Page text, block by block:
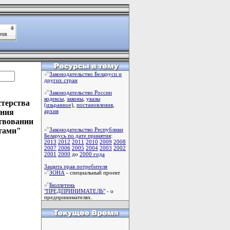
Законодательство Беларуси и
других стран
Законодательство России
кодексы законы указы
(изьранное) постановления
архив
Законодательство Республики
Беларусь по дате принятия:
2013 2012 2011 2010 2009 2008
2007 2006 2005 2004 2003 2002
2001 2000 до 2000 года
Защита прав потребителя
ЗОНА - специальный проект
Бюллетень
"ПРЕДПРИНИМАТЕЛЬ" - о
предпринимателях.